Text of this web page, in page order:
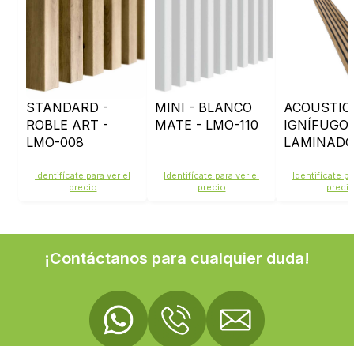
STANDARD -
ROBLE ART -
LMO-008
Identifícate para ver el
precio
MINI - BLANCO
MATE - LMO-110
Identifícate para ver el
precio
ACOUSTIC
IGNÍFUGO
LAMINADO
LMO208 -
FIELTRO
Identifícate
precio
¡Contáctanos para cualquier duda!